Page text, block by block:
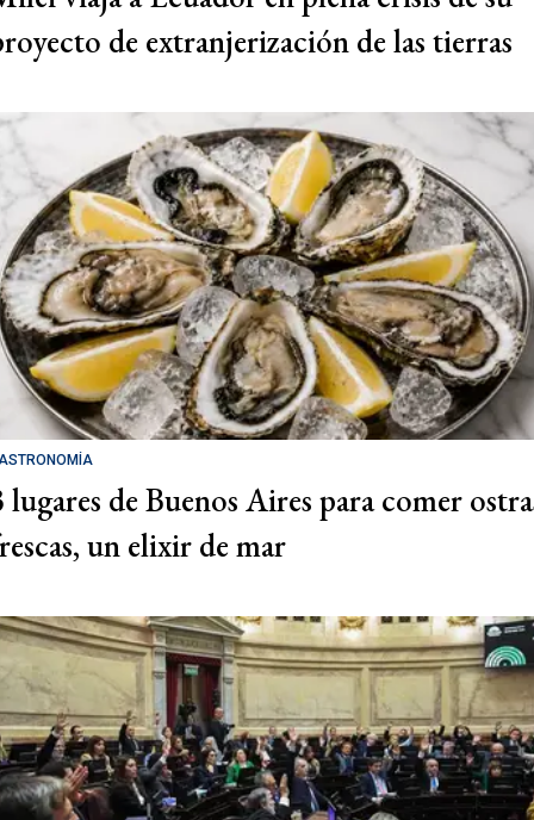
de extranjerización de las tierras
lugares de Buenos Aires para comer
un elixir de mar